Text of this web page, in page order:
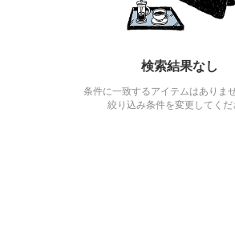
検索結果なし
条件に一致するアイテムはありま
絞り込み条件を変更してくだ